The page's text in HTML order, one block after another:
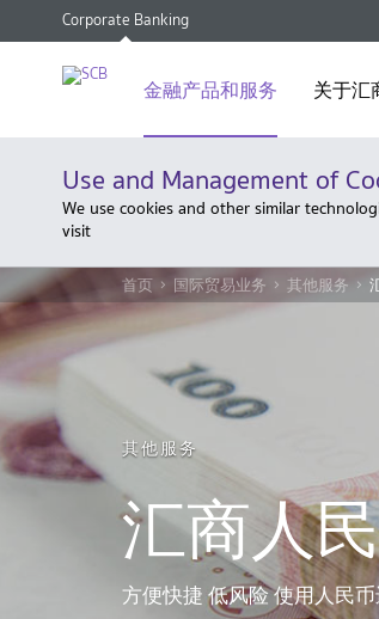
Corporate Banking
金融产品和服务 关于汇
Use and Management of
We use cookies and other similar
visit
首页 国际贸易业务 其他服务
其他服务
汇商人
方便快捷 低风险 使用人民